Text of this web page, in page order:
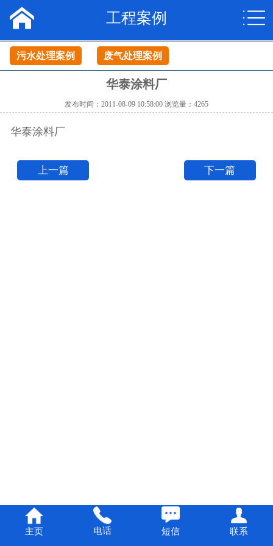
工程案例
联系我们
工程案例
污水处理案例 废气处理案例
华泰涂料厂
发布时间：2011-08-09 10:58:00 浏览量：4265
华泰涂料厂
上一篇 下一篇
主页 电话 短信 联系